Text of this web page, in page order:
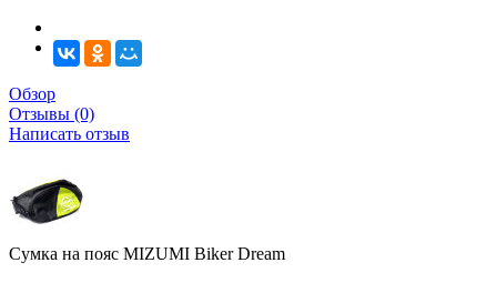
Обзор
Отзывы (0)
Написать отзыв
Сумка на пояс MIZUMI Biker Dream